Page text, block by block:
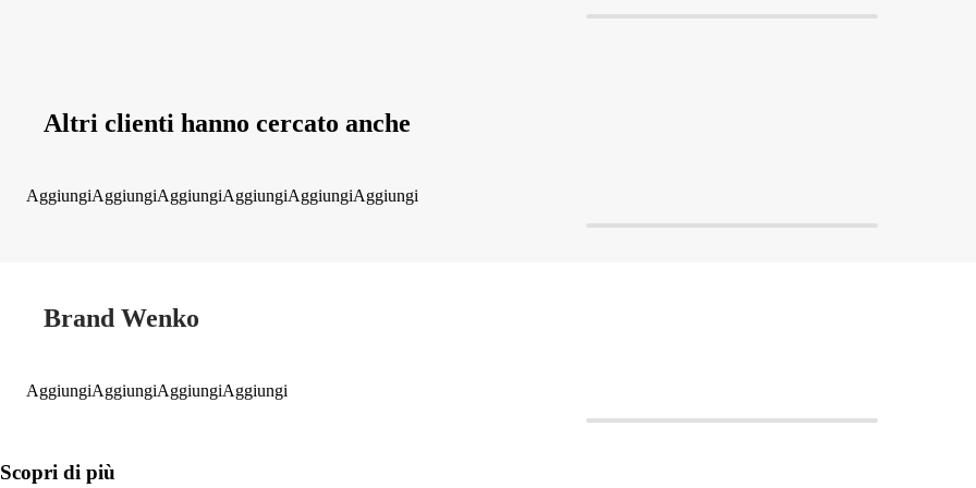
Altri clienti hanno cercato anche
AggiungiAggiungiAggiungiAggiungiAggiungiAggiungi
Brand Wenko
AggiungiAggiungiAggiungiAggiungi
Scopri di più